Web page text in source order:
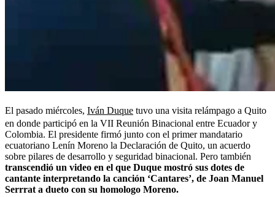
El pasado miércoles, Iván Duque tuvo una visita relámpago a Quito
en donde participó en la VII Reunión Binacional entre Ecuador y
Colombia. El presidente firmó junto con el primer mandatario
ecuatoriano Lenín Moreno la Declaración de Quito, un acuerdo
sobre pilares de desarrollo y seguridad binacional. Pero también
transcendió un video en el que Duque mostró sus dotes de
cantante interpretando la canción ‘Cantares’, de Joan Manuel
Serrrat a dueto con su homologo Moreno.